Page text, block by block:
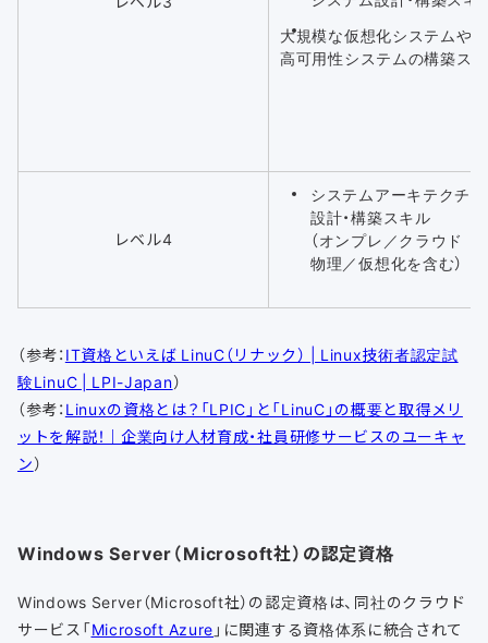
大規模な仮想化システムや
高可用性システムの構築ス
レベル4
システムアーキテクチ
設計・構築スキル
（オンプレ／クラウド
物理／仮想化を含む）
（参考： IT資格といえば LinuC（リナック） | Linux技術者認定試
験LinuC | LPI-Japan）
（参考： Linuxの資格とは？「LPIC」と「LinuC」の概要と取得メリ
ットを解説！｜企業向け人材育成・社員研修サービスのユーキャ
ン）
Windows Server（Microsoft社）の認定資格
Windows Server（Microsoft社）の認定資格は、同社のクラウド
サービス「Microsoft Azure 」に関連する資格体系に統合されて